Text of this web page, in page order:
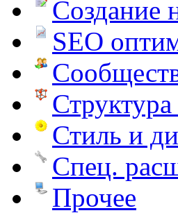
Создание
SEO
Стиль и
Спец.
Прочее